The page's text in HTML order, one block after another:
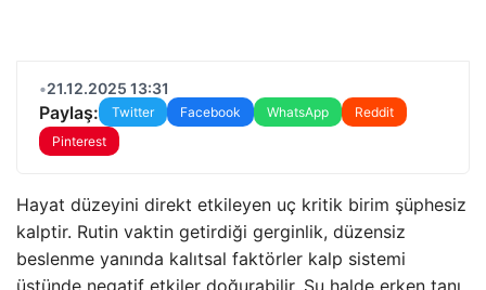
•21.12.2025 13:31
Paylaş: Twitter Facebook WhatsApp
Reddit
Pinterest
Hayat düzeyini direkt etkileyen uç kritik birim şüphesiz
kalptir. Rutin vaktin getirdiği gerginlik, düzensiz
beslenme yanında kalıtsal faktörler kalp sistemi
üstünde negatif etkiler doğurabilir. Şu halde erken tanı